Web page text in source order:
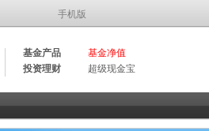
手机版
基金产品
基金净值
投资理财
超级现金宝